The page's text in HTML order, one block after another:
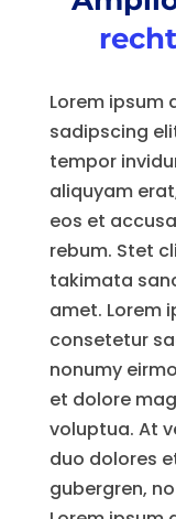
Lorem ipsum
sadipscing
tempor
aliquyam
eos et
rebum. Stet
takimata
amet. Lorem
consetetur
nonumy
et dolore
voluptua. At
duo dolores
gubergren,